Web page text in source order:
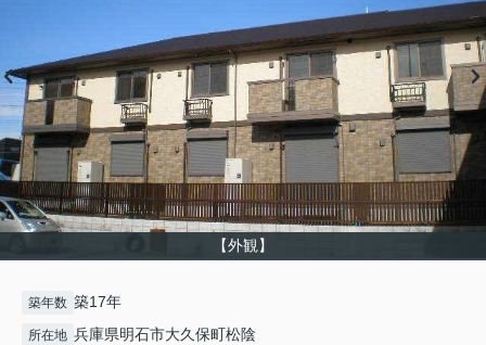
【外観】
築年数 築17年
所在地 兵庫県明石市大久保町松陰